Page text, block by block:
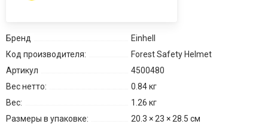
Бренд
Einhell
Код производителя:
Forest Safety Helmet
Артикул
4500480
Вес нетто:
0.84 кг
Вес:
1.26 кг
Размеры в упаковке:
20.3 × 23 × 28.5 см